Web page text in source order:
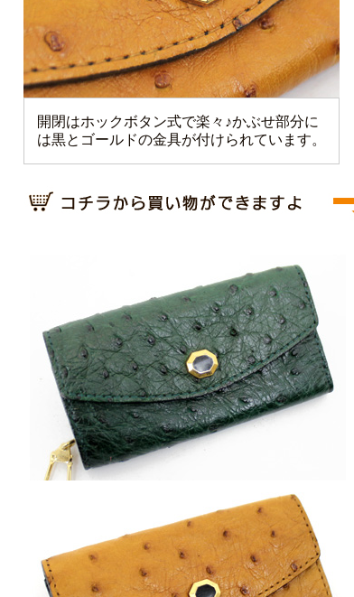
開閉はホックボタン式で楽々♪かぶせ部分に
は黒とゴールドの金具が付けられています。